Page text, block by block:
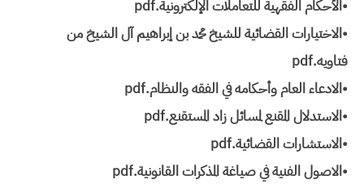
•الأحكام الفقهية للتعاملات الإلكترونية.pdf
•الاختيارات القضائية للشيخ محمد بن إبراهيم آل الشيخ من
فتاويه.pdf
•الادعاء العام وأحكامه في الفقه والنظام.pdf
•الاستدلال المقنع لمسائل زاد المستقنع.pdf
•الاستشارات القضائية.pdf
•الاصول الفنية في صياغة المذكرات القانونية.pdf